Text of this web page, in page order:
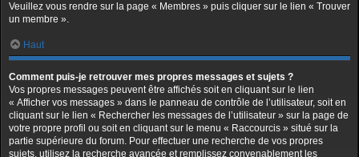
Veuillez vous rendre sur la page « Membres » puis cliquer sur le lien « Trouver
un membre ».
Haut
Comment puis-je retrouver mes propres messages et sujets ?
Vos propres messages peuvent être affichés soit en cliquant sur le lien
« Afficher vos messages » dans le panneau de contrôle de l’utilisateur, soit en
cliquant sur le lien « Rechercher les messages de l’utilisateur » sur la page de
votre propre profil ou soit en cliquant sur le menu « Raccourcis » situé sur la
partie supérieure du forum. Pour effectuer une recherche de vos propres
sujets, utilisez la recherche avancée et remplissez convenablement les